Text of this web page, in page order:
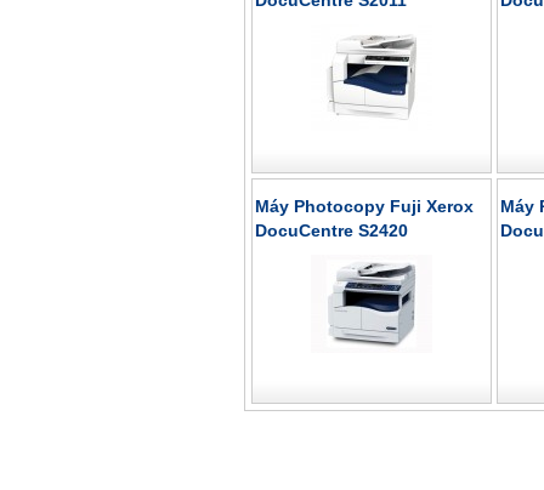
Máy Photocopy Fuji Xerox
DocuCentre S2420
Máy